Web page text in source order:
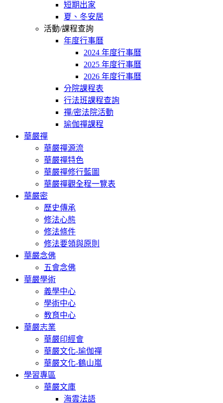
短期出家
夏、冬安居
活動/課程查詢
年度行事曆
2024 年度行事曆
2025 年度行事曆
2026 年度行事曆
分院課程表
行法班課程查詢
禪/密法院活動
瑜伽禪課程
華嚴禪
華嚴禪源流
華嚴禪特色
華嚴禪修行藍圖
華嚴禪觀全程一覽表
華嚴密
歷史傳承
修法心態
修法條件
修法要領與原則
華嚴念佛
五會念佛
華嚴學術
義學中心
學術中心
教育中心
華嚴志業
華嚴印經會
華嚴文化-瑜伽禪
華嚴文化-鶴山嵐
學習專區
華嚴文庫
海雲法語